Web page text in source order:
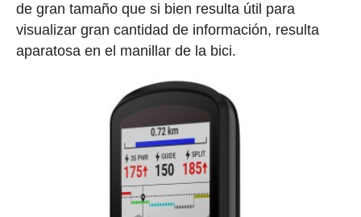
de gran tamaño que si bien resulta útil para
visualizar gran cantidad de información, resulta
aparatosa en el manillar de la bici.